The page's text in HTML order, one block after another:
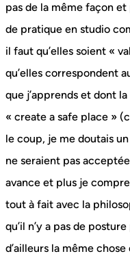
pas de la même façon
de pratique en studio
il faut qu’elles soient «
qu’elles correspondent
que j’apprends et dont
« create a safe place »
le coup, je me doutais
ne seraient pas
avance et plus je
tout à fait avec la
qu’il n’y a pas de
d’ailleurs la même